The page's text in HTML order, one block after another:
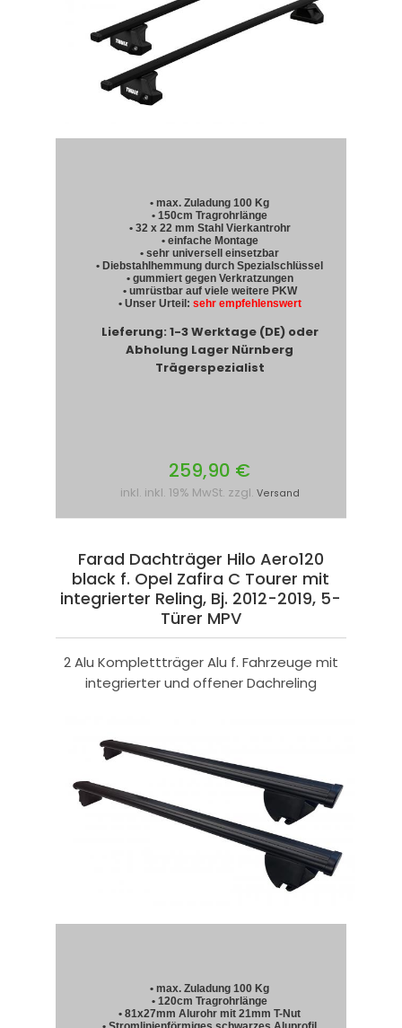
• max. Zuladung 100 Kg
• 150cm Tragrohrlänge
• 32 x 22 mm Stahl Vierkantrohr
• einfache Montage
• sehr universell einsetzbar
• Diebstahlhemmung durch Spezialschlüssel
• gummiert gegen Verkratzungen
• umrüstbar auf viele weitere PKW
• Unser Urteil: sehr empfehlenswert
Lieferung: 1-3 Werktage (DE) oder
Abholung Lager Nürnberg
Trägerspezialist
259,90 €
inkl. inkl. 19% MwSt. zzgl. Versand
Farad Dachträger Hilo Aero120
black f. Opel Zafira C Tourer mit
integrierter Reling, Bj. 2012-2019, 5-
Türer MPV
2 Alu Komplettträger Alu f. Fahrzeuge mit
integrierter und offener Dachreling
• max. Zuladung 100 Kg
• 120cm Tragrohrlänge
• 81x27mm Alurohr mit 21mm T-Nut